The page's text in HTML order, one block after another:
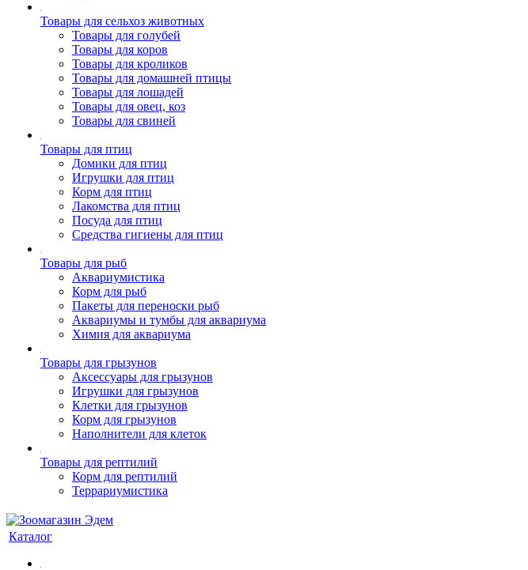
Товары для сельхоз животных
Товары для голубей
Товары для коров
Товары для кроликов
Товары для домашней птицы
Товары для лошадей
Товары для овец, коз
Товары для свиней
Товары для птиц
Домики для птиц
Игрушки для птиц
Корм для птиц
Лакомства для птиц
Посуда для птиц
Средства гигиены для птиц
Товары для рыб
Аквариумистика
Корм для рыб
Пакеты для переноски рыб
Аквариумы и тумбы для аквариума
Химия для аквариума
Товары для грызунов
Аксессуары для грызунов
Игрушки для грызунов
Клетки для грызунов
Корм для грызунов
Наполнители для клеток
Товары для рептилий
Корм для рептилий
Террариумистика
Каталог